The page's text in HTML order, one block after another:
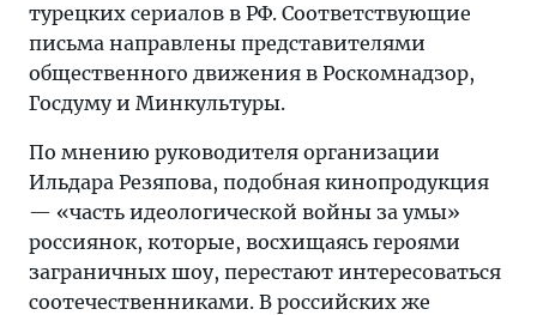
турецких сериалов в РФ. Соответствующие
письма направлены представителями
общественного движения в Роскомнадзор,
Госдуму и Минкультуры.
По мнению руководителя организации
Ильдара Резяпова, подобная кинопродукция
— «часть идеологической войны за умы»
россиянок, которые, восхищаясь героями
заграничных шоу, перестают интересоваться
соотечественниками. В российских же